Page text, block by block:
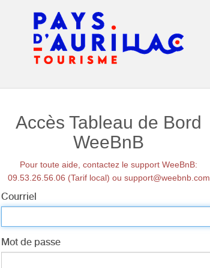
Accès Tableau de Bord
WeeBnB
Pour toute aide, contactez le support WeeBnB:
09.53.26.56.06 (Tarif local) ou support@weebnb.com
Courriel
Mot de passe